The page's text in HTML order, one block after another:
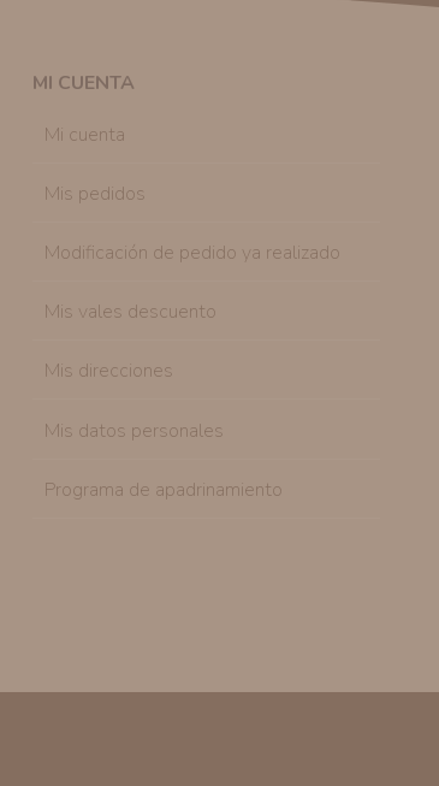
entidad que esté debidamente
usted, corregirla y eliminarla, tal y
MI CUENTA
Mi cuenta
Mis pedidos
Modificación de pedido ya realizado
Mis vales descuento
Mis direcciones
Mis datos personales
Programa de apadrinamiento